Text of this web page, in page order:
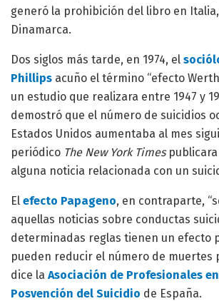
generó la prohibición del libro en
Dinamarca.
Dos siglos más tarde, en 1974, el
Phillips acuño el término “efecto
un estudio que realizara entre 1947 y
demostró que el número de suicidios
Estados Unidos aumentaba al mes
periódico The New York Times
alguna noticia relacionada con un
El efecto Papageno, en contraparte,
aquellas noticias sobre conductas
determinadas reglas tienen un efecto
pueden reducir el número de muertes
dice la Asociación de Profesionales
Posvención del Suicidio de España.